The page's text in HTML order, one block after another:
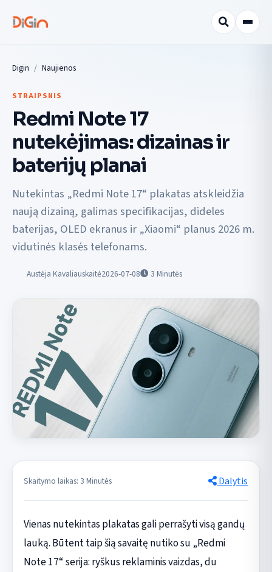
Digin Naujienos
STRAIPSNIS
Redmi Note 17
nutekėjimas: dizainas ir
baterijų planai
Nutekintas „Redmi Note 17“ plakatas atskleidžia
naują dizainą, galimas specifikacijas, dideles
baterijas, OLED ekranus ir „Xiaomi“ planus 2026 m.
vidutinės klasės telefonams.
Austėja Kavaliauskaitė2026-07-08 3 Minutės
Skaitymo laikas: 3 Minutės Dalytis
Vienas nutekintas plakatas gali perrašyti visą gandų
lauką. Būtent taip šią savaitę nutiko su „Redmi
Note 17“ serija: ryškus reklaminis vaizdas, du